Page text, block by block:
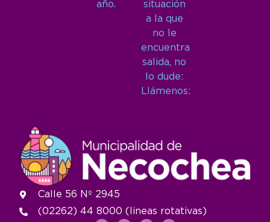
año.
situación
a la que
no le
encuentra
salida, no
lo dude:
Llámenos:
Calle 56 Nº 2945
(02262) 44 8000 (lineas rotativas)